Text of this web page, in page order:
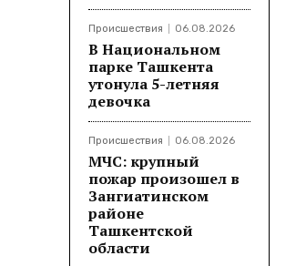
Происшествия 06.08.2026
В Национальном
парке Ташкента
утонула 5-летняя
девочка
Происшествия 06.08.2026
МЧС: крупный
пожар произошел в
Зангиатинском
районе
Ташкентской
области